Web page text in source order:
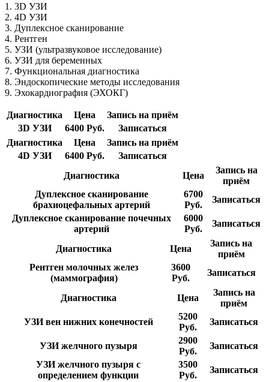
1. 3D УЗИ
2. 4D УЗИ
3. Дуплексное сканирование
4. Рентген
5. УЗИ (ультразвуковое исследование)
6. УЗИ для беременных
7. Функциональная диагностика
8. Эндоскопические методы исследования
9. Эхокардиография (ЭХОКГ)
Диагностика Цена
Запись на приём
3D УЗИ
6400 Руб.
Записаться
Диагностика
Цена
Запись на приём
4D УЗИ
6400 Руб.
Записаться
Диагностика
Цена
Запись на
приём
Дуплексное сканирование
брахиоцефальных артерий
6700
Руб.
Записаться
Дуплексное сканирование почечных
артерий
6000
Руб.
Записаться
Диагностика Цена
Запись на
приём
Рентген молочных желез
(маммография)
3600
Руб.
Записаться
Диагностика Цена
Запись на
приём
УЗИ вен нижних конечностей
5200
Руб.
Записаться
УЗИ желчного пузыря
2900
Руб.
Записаться
УЗИ желчного пузыря с
определением функции
3500
Руб.
Записаться